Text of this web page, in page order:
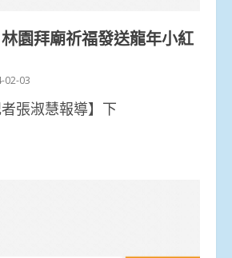
園拜廟祈福發送龍年小紅
02-03
張淑慧報導】下